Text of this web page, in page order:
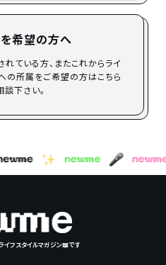
希望の方へ
ている方、またこれからライ
の所属をご希望の方はこちら
談下さい。
フスタイルマガジン📖です